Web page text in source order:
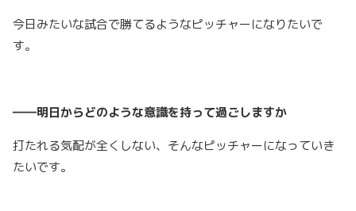
今日みたいな試合で勝てるようなピッチャーになりたいで
す。
――明日からどのような意識を持って過ごしますか
打たれる気配が全くしない、そんなピッチャーになっていき
たいです。